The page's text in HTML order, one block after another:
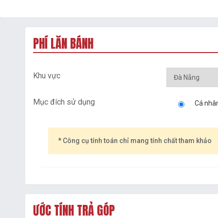
PHÍ LĂN BÁNH
Khu vực
Mục đích sử dụng Cá
* Công cụ tính toán chỉ mang tính chất tham khảo
ƯỚC TÍNH TRẢ GÓP